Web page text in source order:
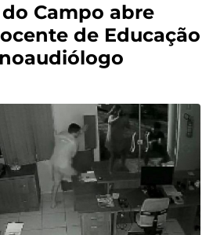
Campo abre
de Educação